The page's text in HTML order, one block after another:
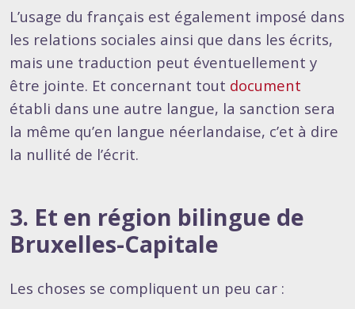
L’usage du français est également imposé dans
les relations sociales ainsi que dans les écrits,
mais une traduction peut éventuellement y
être jointe. Et concernant tout document
établi dans une autre langue, la sanction sera
la même qu’en langue néerlandaise, c’et à dire
la nullité de l’écrit.
3. Et en région bilingue de
Bruxelles-Capitale
Les choses se compliquent un peu car :